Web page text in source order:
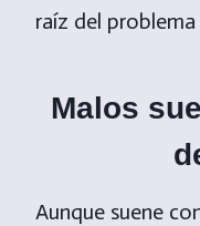
raíz del
Malos
Aunque suene